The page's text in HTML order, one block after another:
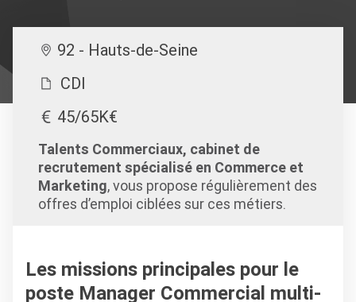
92 - Hauts-de-Seine
CDI
45/65K€
Talents Commerciaux, cabinet de
recrutement spécialisé en Commerce et
Marketing, vous propose régulièrement des
offres d’emploi ciblées sur ces métiers.
Les missions principales pour le
poste Manager Commercial multi-